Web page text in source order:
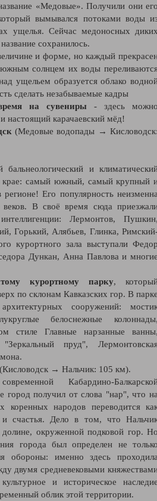
«Медовые». Получили они
вымывался потоками воды
ущелья. Сейчас медоносных
сохранилось.
и форме, но каждый
солнцем их воды
ущельем образуется облако
сделать незабываемые кадры
на сувениры - здесь
настоящий карачаевский мёд!
(Медовые водопады →
и
крае: самый южный, самый крупный
Его популярность
В своё время сюда
Лермонтов,
Горький, Алябьев, Глинка,
курортного зала выступали
Дункан, Анна Павлова и
курортному парку,
по склонам Кавказских гор. В
сооружений:
белоснежные
стиле Главные нарзанные
пруд",
(Кисловодск → Нальчик: 105 км).
Кабардино-
город получил от слова "нар", что
коренных народов переводится
счастья. Дело в том, что
окруженной подковой гор.
города был определен не
обороны: именно здесь
двумя средневековыми
и историческое
облик этой территории.